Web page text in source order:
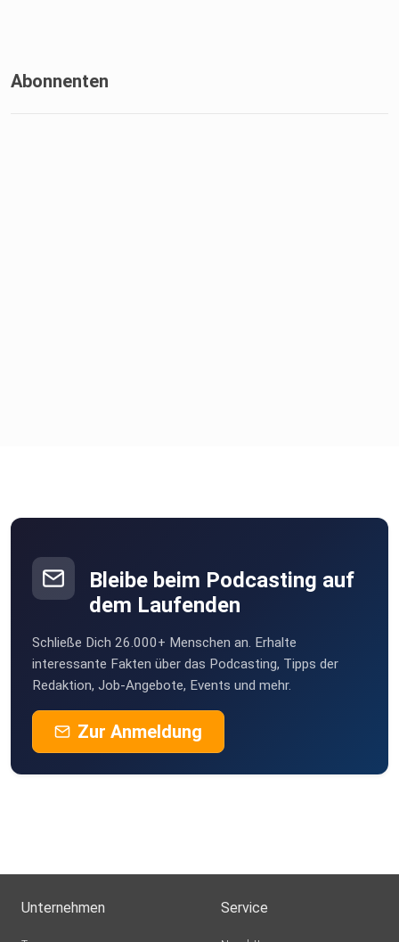
Abonnenten
Bleibe beim Podcasting auf
dem Laufenden
Schließe Dich 26.000+ Menschen an. Erhalte
interessante Fakten über das Podcasting, Tipps der
Redaktion, Job-Angebote, Events und mehr.
Zur Anmeldung
Unternehmen Service